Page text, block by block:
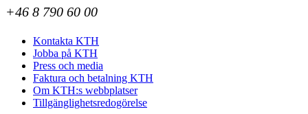
+46 8 790 60 00
Kontakta KTH
Jobba på KTH
Press och media
Faktura och betalning KTH
Om KTH:s webbplatser
Tillgänglighetsredogörelse